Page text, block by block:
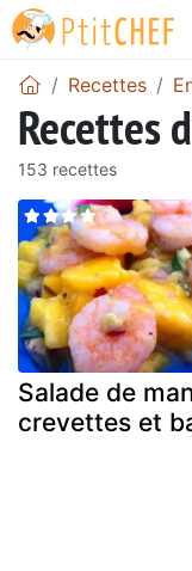
Recettes
Recettes
153 recettes
Salade de
crevettes et